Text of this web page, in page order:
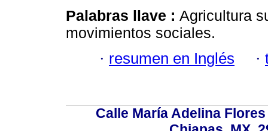
Palabras llave : Agricultura
movimientos sociales.
· resumen en Inglés ·
Calle María Adelina